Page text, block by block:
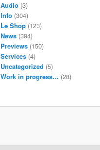
Audio (3)
Info (304)
Le Shop (123)
News (394)
Previews (150)
Services (4)
Uncategorized (5)
Work in progress… (28)